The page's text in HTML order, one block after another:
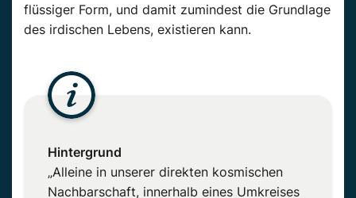
flüssiger Form, und damit zumindest die Grundlage
des irdischen Lebens, existieren kann.
Hintergrund
„Alleine in unserer direkten kosmischen
Nachbarschaft, innerhalb eines Umkreises